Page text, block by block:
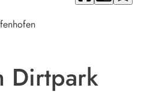
Dirtpark